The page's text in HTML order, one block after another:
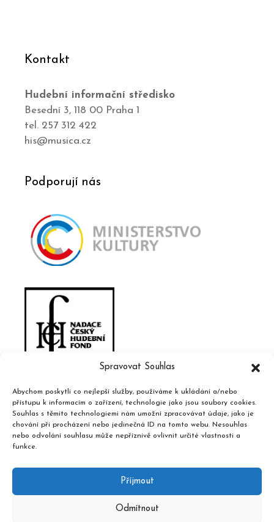
Spravovat Souhlas
Abychom poskytli co nejlepší služby, používáme k ukládání a/nebo
přístupu k informacím o zařízení, technologie jako jsou soubory cookies.
Souhlas s těmito technologiemi nám umožní zpracovávat údaje, jako je
chování při procházení nebo jedinečná ID na tomto webu. Nesouhlas
nebo odvolání souhlasu může nepříznivě ovlivnit určité vlastnosti a
funkce.
Příjmout
Odmítnout
Kontakt
Hudební informační středisko
Besední 3, 118 00 Praha 1
tel. 257 312 422
his@musica.cz
Podporují nás